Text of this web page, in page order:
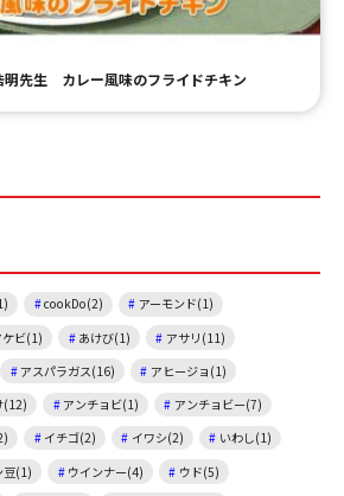
先生 カレー風味のフライドチキン
cookDo(2)
アーモンド(1)
ケビ(1) あけび(1)
アサリ(11)
アスパラガス(16)
アヒージョ(1)
(12) アンチョビ(1)
アンチョビー(7)
イチゴ(2) イワシ(2)
いわし(1)
豆(1) ウインナー(4)
ウド(5)